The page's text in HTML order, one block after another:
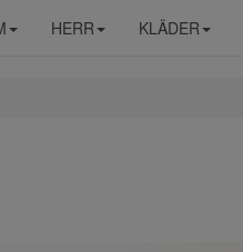
HERR KLÄDER